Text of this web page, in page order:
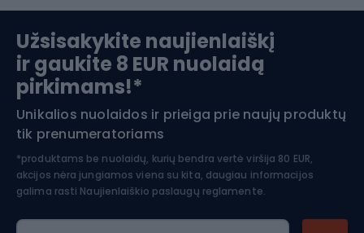
Slidinėjimas
Apranga žiemos sportui
Šiaurietiškas ėjimas
Užsisakykite naujienlaiškį
ir gaukite 8 EUR nuolaidą
pirkimams!*
Unikalios nuolaidos ir prieiga prie naujų produktų
tik prenumeratoriams
*produktams be nuolaidų, kurių bendra vertė viršija 80 EUR,
akcijos nėra jungiamos viena su kita, daugiau informacijos
galima rasti Naujienlaiškio paslaugų reglamente.